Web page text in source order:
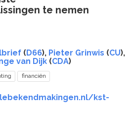
te nemen
(D66), Pieter Grinwis (CU),
van Dijk (CDA)
financiën
kst-